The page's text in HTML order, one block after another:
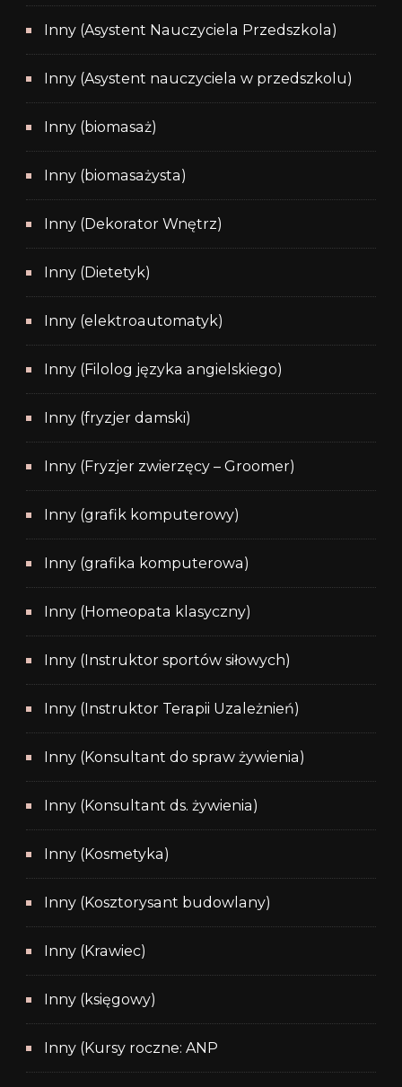
Inny (Asystent Nauczyciela Przedszkola)
Inny (Asystent nauczyciela w przedszkolu)
Inny (biomasaż)
Inny (biomasażysta)
Inny (Dekorator Wnętrz)
Inny (Dietetyk)
Inny (elektroautomatyk)
Inny (Filolog języka angielskiego)
Inny (fryzjer damski)
Inny (Fryzjer zwierzęcy – Groomer)
Inny (grafik komputerowy)
Inny (grafika komputerowa)
Inny (Homeopata klasyczny)
Inny (Instruktor sportów siłowych)
Inny (Instruktor Terapii Uzależnień)
Inny (Konsultant do spraw żywienia)
Inny (Konsultant ds. żywienia)
Inny (Kosmetyka)
Inny (Kosztorysant budowlany)
Inny (Krawiec)
Inny (księgowy)
Inny (Kursy roczne: ANP